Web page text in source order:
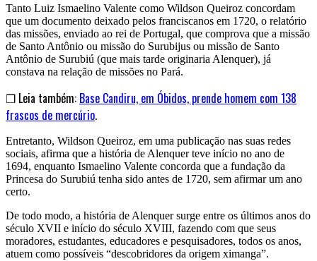
Tanto Luiz Ismaelino Valente como Wildson Queiroz concordam
que um documento deixado pelos franciscanos em 1720, o relatório
das missões, enviado ao rei de Portugal, que comprova que a missão
de Santo Antônio ou missão do Surubijus ou missão de Santo
Antônio de Surubiú (que mais tarde originaria Alenquer), já
constava na relação de missões no Pará.
❒ Leia também: Base Candiru, em Óbidos, prende homem com 138
frascos de mercúrio.
Entretanto, Wildson Queiroz, em uma publicação nas suas redes
sociais, afirma que a história de Alenquer teve início no ano de
1694, enquanto Ismaelino Valente concorda que a fundação da
Princesa do Surubiú tenha sido antes de 1720, sem afirmar um ano
certo.
De todo modo, a história de Alenquer surge entre os últimos anos do
século XVII e início do século XVIII, fazendo com que seus
moradores, estudantes, educadores e pesquisadores, todos os anos,
atuem como possíveis “descobridores da origem ximanga”.